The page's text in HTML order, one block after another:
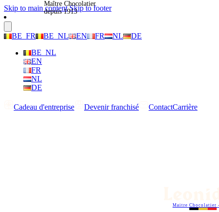
Skip to main content Skip to footer
BE_FR BE_NL EN FR NL
DE
BE_NL
EN
FR
NL
DE
Cadeau d'entreprise Devenir franchisé ContactCarrière
Maitre Chocolatier
Maître Chocolatier
depuis 1913